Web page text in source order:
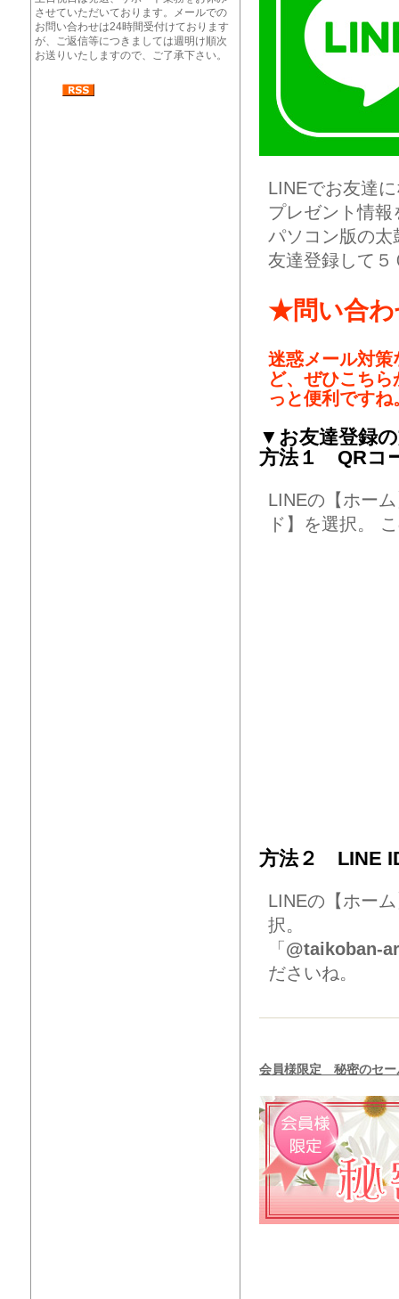
させていただいております。メールでの
お問い合わせは24時間受付けております
が、ご返信等につきましては週明け順次
お送りいたしますので、ご了承下さい。
LINEでお友達
プレゼント情
パソコン版の太
友達登録して５
★問い合わ
迷惑メール対策
ど、ぜひこち
っと便利ですね
▼お友達登録
方法１ QRコ
LINEの【ホー
ド】を選択。
方法２ LINE
LINEの【ホー
択。
「 @taikoban-
ださいね。
会員様限定 秘密のセー